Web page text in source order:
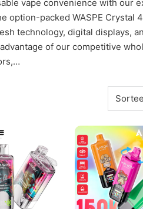
vape convenience with our
option-packed WASPE Crystal
technology, digital displays,
of our competitive